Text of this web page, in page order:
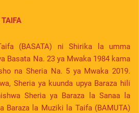
(BASATA) ni Shirika la umma
Basata Na. 23 ya Mwaka 1984 kama
na Sheria Na. 5 ya Mwaka 2019.
Sheria ya kuunda upya Baraza hili
Sheria ya Baraza la Sanaa la
Baraza la Muziki la Taifa (BAMUTA)